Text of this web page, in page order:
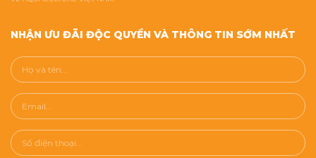
NHẬN ƯU ĐÃI ĐỘC QUYỀN VÀ THÔNG TIN SỚM NHẤT